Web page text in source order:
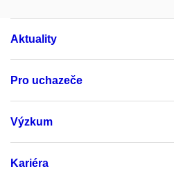
Aktuality
Pro uchazeče
Výzkum
Kariéra